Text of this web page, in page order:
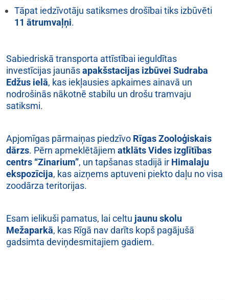
Tāpat iedzīvotāju satiksmes drošībai tiks izbūvēti
11 ātrumvaļņi.
Sabiedriskā transporta attīstībai ieguldītas
investīcijas jaunāsapakšstacijas izbūvei Sudraba
Edžus ielā, kas iekļausies apkaimes ainavā un
nodrošinās nākotnē stabilu un drošu tramvaju
satiksmi.
Apjomīgas pārmaiņas piedzīvo Rīgas Zooloģiskais
dārzs. Pērn apmeklētājiem atklāts Vides izglītības
centrs “Zinarium”, un tapšanas stadijā ir Himalaju
ekspozīcija, kas aizņems aptuveni piekto daļu no visa
zoodārza teritorijas.
Esam ielikuši pamatus, lai celtu jaunu skolu
Mežaparkā, kas Rīgā nav darīts kopš pagājušā
gadsimta deviņdesmitajiem gadiem.